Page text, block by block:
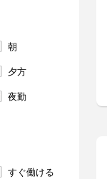
朝
夕方
夜勤
すぐ働ける